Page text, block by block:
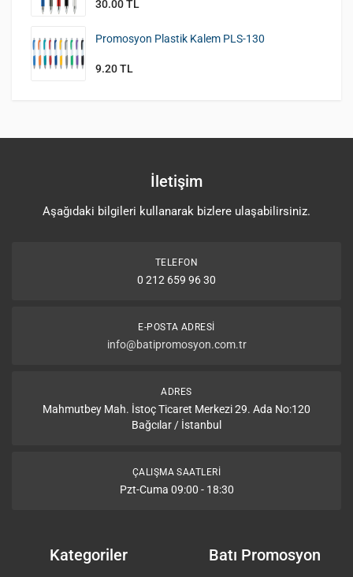
30.00 TL
Promosyon Plastik Kalem PLS-130
9.20 TL
İletişim
Aşağıdaki bilgileri kullanarak bizlere ulaşabilirsiniz.
TELEFON
0 212 659 96 30
E-POSTA ADRESI
info@batipromosyon.com.tr
ADRES
Mahmutbey Mah. İstoç Ticaret Merkezi 29. Ada No:120
Bağcılar / İstanbul
ÇALIŞMA SAATLERI
Pzt-Cuma 09:00 - 18:30
Kategoriler Batı Promosyon